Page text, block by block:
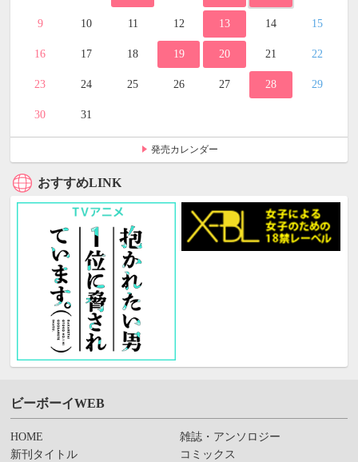
9 10 11 12 13 14 15
16 17 18 19 20 21 22
23 24 25 26 27 28 29
30 31
発売カレンダー
おすすめLINK
ビーボーイWEB
HOME
新刊タイトル
雑誌・アンソロジー
コミックス